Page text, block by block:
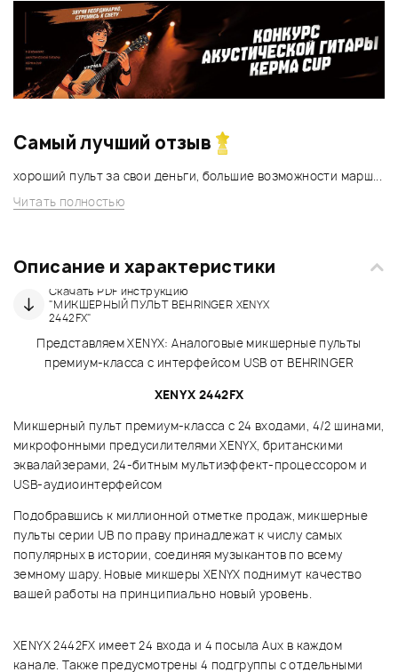
Самый лучший отзыв
хороший пульт за свои деньги, большие возможности марш...
Читать полностью
Описание и характеристики
Скачать PDF инструкцию
"МИКШЕРНЫЙ ПУЛЬТ BEHRINGER XENYX
2442FX"
Представляем XENYX: Аналоговые микшерные пульты
премиум-класса с интерфейсом USB от BEHRINGER
XENYX 2442FX
Микшерный пульт премиум-класса с 24 входами, 4/2 шинами,
микрофонными предусилителями XENYX, британскими
эквалайзерами, 24-битным мультиэффект-процессором и
USB-аудиоинтерфейсом
Подобравшись к миллионной отметке продаж, микшерные
пульты серии UB по праву принадлежат к числу самых
популярных в истории, соединяя музыкантов по всему
земному шару. Новые микшеры XENYX поднимут качество
вашей работы на принципиально новый уровень.
XENYX 2442FX имеет 24 входа и 4 посыла Aux в каждом
канале. Также предусмотрены 4 подгруппы с отдельными